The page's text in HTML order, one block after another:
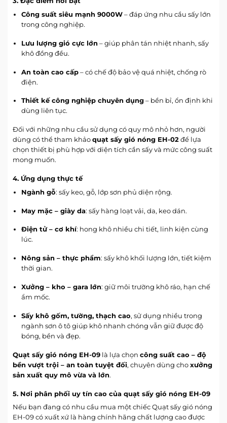
Công suất siêu mạnh 9000W– đáp ứng nhu cầu sấy lớn
trong công nghiệp.
Lưu lượng gió cực lớn– giúp phân tán nhiệt nhanh, sấy
khô đồng đều.
An toàn cao cấp– có chế độ bảo vệ quá nhiệt, chống rò
điện.
Thiết kế công nghiệp chuyên dụng– bền bỉ, ổn định khi
dùng liên tục.
Đối với những nhu cầu sử dụng có quy mô nhỏ hơn, người
dùng có thể tham khảoquạt sấy gió nóng EH-02để lựa
chọn thiết bị phù hợp với diện tích cần sấy và mức công suất
mong muốn.
4. Ứng dụng thực tế
Ngành gỗ: sấy keo, gỗ, lớp sơn phủ diện rộng.
May mặc – giày da: sấy hàng loạt vải, da, keo dán.
Điện tử – cơ khí: hong khô nhiều chi tiết, linh kiện cùng
lúc.
Nông sản – thực phẩm: sấy khô khối lượng lớn, tiết kiệm
thời gian.
Xưởng – kho – gara lớn: giữ môi trường khô ráo, hạn chế
ẩm mốc.
Sấy khô gốm, tường, thạch cao, sử dụng nhiều trong
ngành sơn ô tô giúp khô nhanh chóng vẫn giữ được độ
bóng, bền và đẹp.
Quạt sấy gió nóng EH-09 là lựa chọn công suất cao – độ
bền vượt trội – an toàn tuyệt đối, chuyên dùng choxưởng
sản xuất quy mô vừa và lớn.
5. Nơi phân phối uy tín cao của quạt sấy gió nóng EH-09
Nếu bạn đang có nhu cầu mua một chiếc Quạt sấy gió nóng
EH-09 có xuất xứ là hàng chính hãng chất lượng cao được